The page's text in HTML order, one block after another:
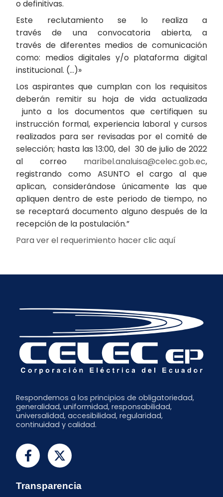
o definitivas.
Este reclutamiento se lo realiza a
través de una convocatoria abierta, a
través de diferentes medios de comunicación
como: medios digitales y/o plataforma digital
institucional. (…)»
Los aspirantes que cumplan con los requisitos
deberán remitir su hoja de vida actualizada
junto a los documentos que certifiquen su
instrucción formal, experiencia laboral y cursos
realizados para ser revisadas por el comité de
selección; hasta las 13:00, del 30 de julio de 2022
al correo maribel.analuisa@celec.gob.ec,
registrando como ASUNTO el cargo al que
aplican, considerándose únicamente las que
apliquen dentro de este periodo de tiempo, no
se receptará documento alguno después de la
recepción de la postulación.”
Para ver el requerimiento hacer clic aquí
Respondemos a los principios de obligatoriedad,
generalidad, uniformidad, responsabilidad,
universalidad, accesibilidad, regularidad,
continuidad y calidad.
Transparencia